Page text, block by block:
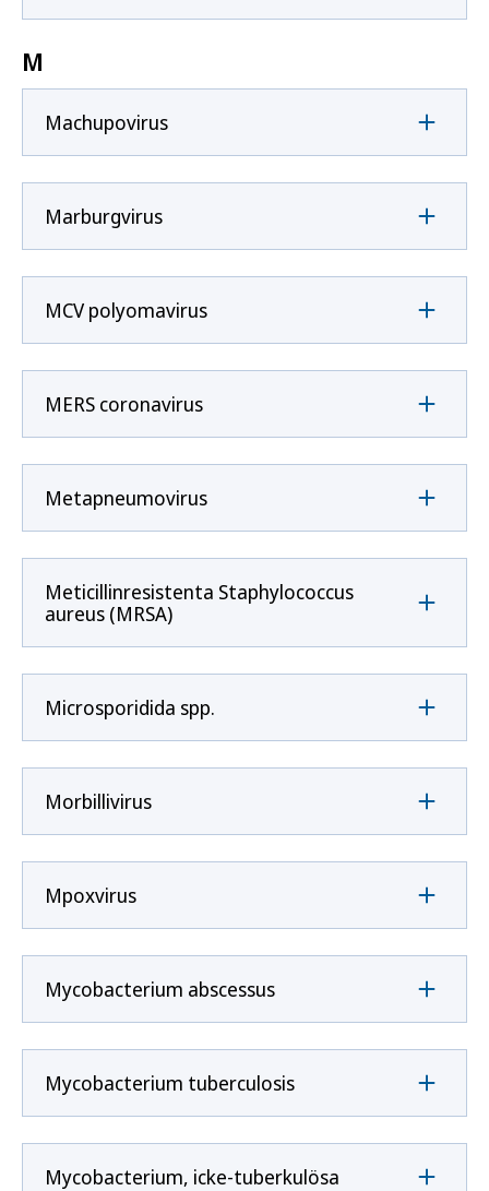
M
Machupovirus
Marburgvirus
MCV polyomavirus
MERS coronavirus
Metapneumovirus
Meticillinresistenta Staphylococcus
aureus (MRSA)
Microsporidida spp.
Morbillivirus
Mpoxvirus
Mycobacterium abscessus
Mycobacterium tuberculosis
Mycobacterium, icke-tuberkulösa